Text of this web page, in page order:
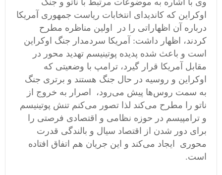
وی با اشاره به موضوعات مرتبط با ناتو و جنگ
اوکراین که کاندیدای انتخابات ریاست جمهوری آمریکا
درباره آن اظهاراتی را در اولین مناظره مطرح
کردند،‌ اظهار داشت: آمریکا سردمدار جنگ اوکراین
است و باعث شده پدیده پوتینیسم تهدید محور در
مقابل آمریکا قرار گیرد،‌ ترامپ با وضعیتی که
اوکراین و روسیه در حال جنگ هستند و برتری جنگ
به سمت روس‌ها پیش می‌رود، اصرار به خروج از
ناتو را مطرح می‌کند لذا تصور می‌کنم تنش پوتینیسم
و ترامپیسم در حوزه نظامی و اقتصادی فرصتی را
برای دور شدن از اقتصاد سیال و بالندگی قدرت
محوری ایجاد می‌کند و این جریان هم اتفاق افتاده
است.